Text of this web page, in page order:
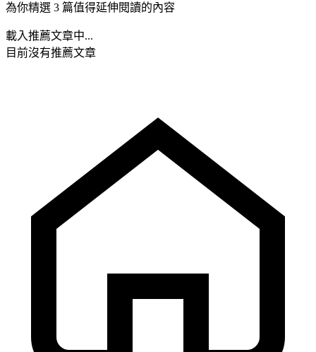
為你精選 3 篇值得延伸閱讀的內容
載入推薦文章中...
目前沒有推薦文章